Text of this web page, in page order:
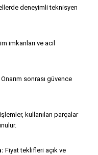
deneyimli teknisyen
imkanları ve acil
Onarım sonrası güvence
kullanılan parçalar
Fiyat teklifleri açık ve